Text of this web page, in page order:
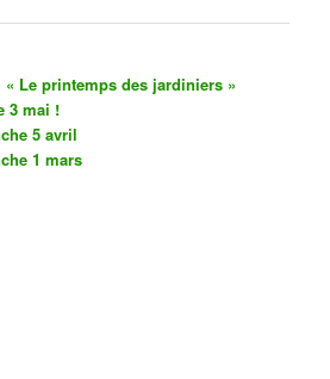
Le printemps des jardiniers »
3 mai !
5 avril
1 mars